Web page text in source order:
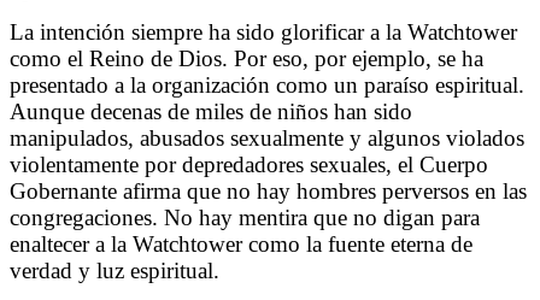
La intención siempre ha sido glorificar a la Watchtower
como el Reino de Dios. Por eso, por ejemplo, se ha
presentado a la organización como un paraíso espiritual.
Aunque decenas de miles de niños han sido
manipulados, abusados ​​sexualmente y algunos violados
violentamente por depredadores sexuales, el Cuerpo
Gobernante afirma que no hay hombres perversos en las
congregaciones. No hay mentira que no digan para
enaltecer a la Watchtower como la fuente eterna de
verdad y luz espiritual.